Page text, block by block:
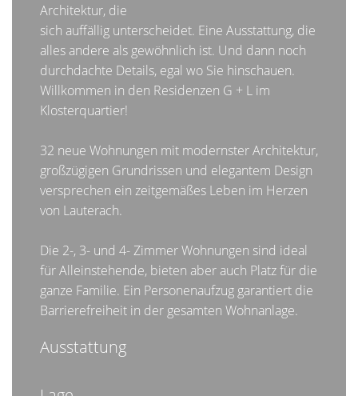
Architektur, die
sich auffällig unterscheidet. Eine Ausstattung, die
alles andere als gewöhnlich ist. Und dann noch
durchdachte Details, egal wo Sie hinschauen.
Willkommen in den Residenzen G + L im
Klosterquartier!
32 neue Wohnungen mit modernster Architektur,
großzügigen Grundrissen und elegantem Design
versprechen ein zeitgemäßes Leben im Herzen
von Lauterach.
Die 2-, 3- und 4- Zimmer Wohnungen sind ideal
für Alleinstehende, bieten aber auch Platz für die
ganze Familie. Ein Personenaufzug garantiert die
Barrierefreiheit in der gesamten Wohnanlage.
Ausstattung